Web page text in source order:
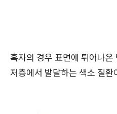
흑자의 경우 표면에 튀어나온
저층에서 발달하는 색소 질환